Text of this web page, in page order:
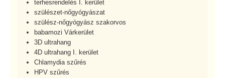
terhesrendelés I. kerület
szülészet-nőgyógyászat
szülész-nőgyógyász szakorvos
babamozi Várkerület
3D ultrahang
4D ultrahang I. kerület
Chlamydia szűrés
HPV szűrés